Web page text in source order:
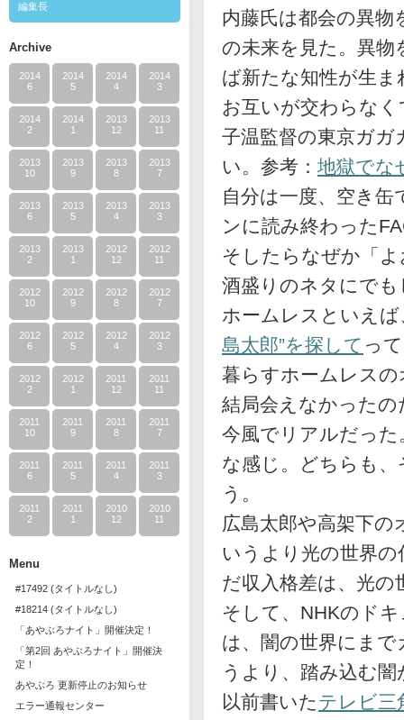
編集長
Archive
2014
6
2014
5
2014
4
2014
3
2014
2
2014
1
2013
12
2013
11
2013
10
2013
9
2013
8
2013
7
2013
6
2013
5
2013
4
2013
3
2013
2
2013
1
2012
12
2012
11
2012
10
2012
9
2012
8
2012
7
2012
6
2012
5
2012
4
2012
3
2012
2
2012
1
2011
12
2011
11
2011
10
2011
9
2011
8
2011
7
2011
6
2011
5
2011
4
2011
3
2011
2
2011
1
2010
12
2010
11
Menu
#17492 (タイトルなし)
#18214 (タイトルなし)
「あやぶろナイト」開催決定！
「第2回 あやぶろナイト」開催決
定！
あやぶろ 更新停止のお知らせ
エラー通報センター
内藤氏は都会の異
の未来を見た。異物
ば新たな知性が生ま
お互いが交わらな
子温監督の東京ガ
い。参考： 地獄でな
自分は一度、空き
ンに読み終わった
そしたらなぜか「
酒盛りのネタにで
ホームレスといえ
島太郎”を探して っ
暮らすホームレス
結局会えなかった
今風でリアルだっ
な感じ。どちらも
う。
広島太郎や高架下
いうより光の世界
だ収入格差は、光
そして、NHKのド
は、闇の世界にま
うより、踏み込む
以前書いたテレビ三